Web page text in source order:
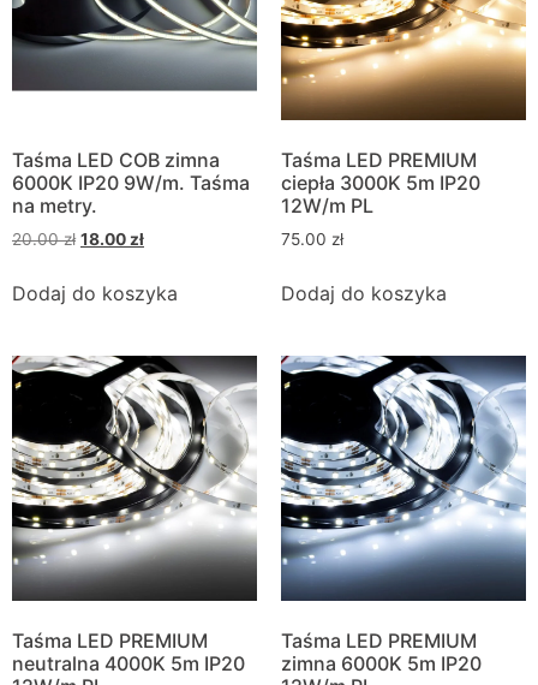
Taśma LED COB zimna
6000K IP20 9W/m. Taśma
na metry.
20.00zł 18.00 zł
Dodaj do koszyka
Taśma LED PREMIUM
ciepła 3000K 5m IP20
12W/m PL
75.00 zł
Dodaj do koszyka
Taśma LED PREMIUM
neutralna 4000K 5m IP20
Taśma LED PREMIUM
zimna 6000K 5m IP20